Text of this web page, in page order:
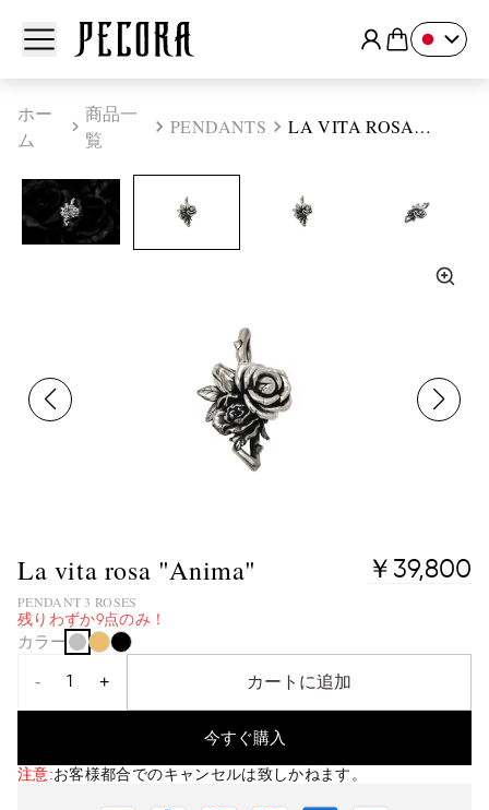
Open Menu
ホー
ム
商品一
覧
PENDANTS
LA VITA ROSA
La vita rosa "Anima"
PENDANT 3 ROSES
￥39,800
残りわずか9点のみ！
カラー
- + カートに追加
今すぐ購入
注意:お客様都合でのキャンセルは致しかねます。